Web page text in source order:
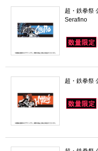
超・鉄拳祭
Serafino
超・鉄拳祭